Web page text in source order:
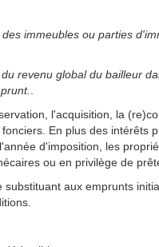
immeubles ou parties
revenu global du bailleur
l'acquisition, la
En plus des
d'imposition, les
ou en privilège de
substituant aux emprunts